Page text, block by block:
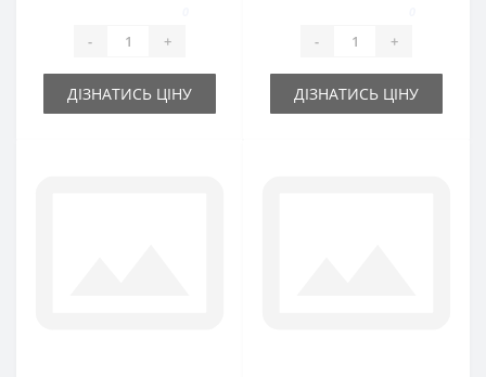
- +
ДІЗНАТИСЬ ЦІНУ
- +
ДІЗНАТИСЬ ЦІНУ